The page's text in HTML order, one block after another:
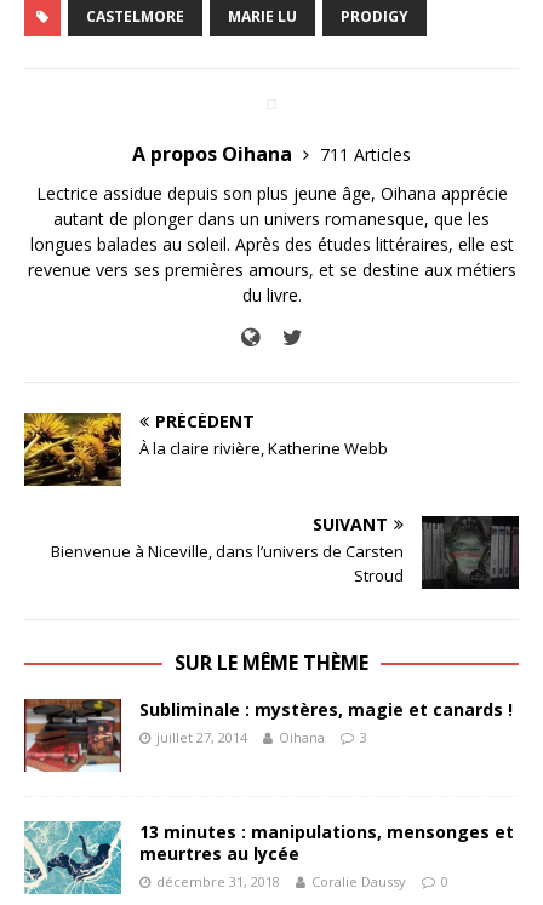
CASTELMORE MARIE LU PRODIGY
A propos Oihana
711 Articles
Lectrice assidue depuis son plus jeune âge, Oihana apprécie
autant de plonger dans un univers romanesque, que les
longues balades au soleil. Après des études littéraires, elle est
revenue vers ses premières amours, et se destine aux métiers
du livre.
PRÉCÉDENT
À la claire rivière, Katherine Webb
SUIVANT
Bienvenue à Niceville, dans l’univers de Carsten
Stroud
SUR LE MÊME THÈME
Subliminale : mystères, magie et canards !
juillet 27, 2014 Oihana 3
13 minutes : manipulations, mensonges et
meurtres au lycée
décembre 31, 2018 Coralie Daussy 0